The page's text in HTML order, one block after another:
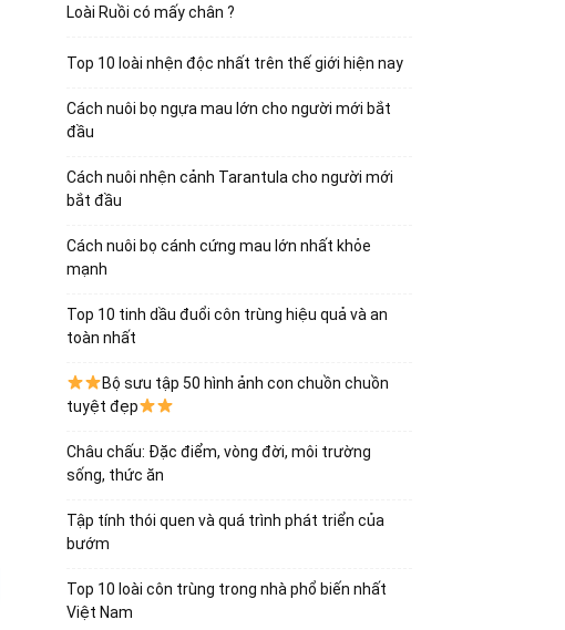
Loài Ruồi có mấy chân ?
Top 10 loài nhện độc nhất trên thế giới hiện nay
Cách nuôi bọ ngựa mau lớn cho người mới bắt
đầu
Cách nuôi nhện cảnh Tarantula cho người mới
bắt đầu
Cách nuôi bọ cánh cứng mau lớn nhất khỏe
mạnh
Top 10 tinh dầu đuổi côn trùng hiệu quả và an
toàn nhất
Bộ sưu tập 50 hình ảnh con chuồn chuồn
tuyệt đẹp
Châu chấu: Đặc điểm, vòng đời, môi trường
sống, thức ăn
Tập tính thói quen và quá trình phát triển của
bướm
Top 10 loài côn trùng trong nhà phổ biến nhất
Việt Nam